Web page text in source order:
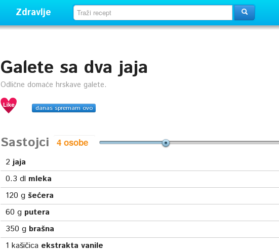
Zdravlje
Galete sa dva jaja
Odlične domaće hrskave galete.
danas spremam ovo
Sastojci
2 jaja
0.3 dl mleka
120 g šećera
60 g putera
350 g brašna
1 kašičica ekstrakta vanile